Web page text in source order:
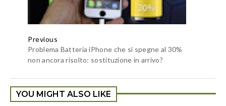
Previous
Problema Batteria iPhone che si spegne al 30%
non ancora risolto: sostituzione in arrivo?
YOU MIGHT ALSO LIKE